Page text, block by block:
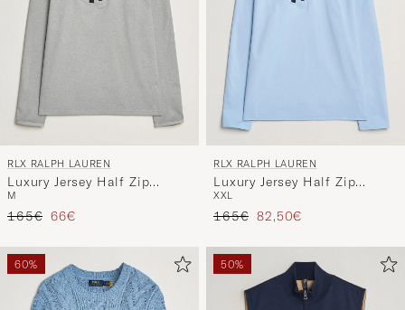
RLX RALPH LAUREN
Luxury Jersey Half Zip
Andover Heather
M
Regulärer Preis
165€ Reduzierter Preis
66€
RLX RALPH LAUREN
Luxury Jersey Half Zip
Office Blue
XXL
Regulärer Preis
165€ Reduzierter Preis
82,50€
60% 50%